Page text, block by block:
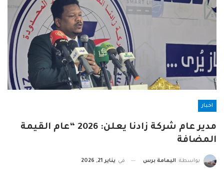
اخبار
مدير عام شركة زادنا يعلن: 2026 “عام القيمة
المضافة
بواسطة اليمامة برس في يناير 21, 2026